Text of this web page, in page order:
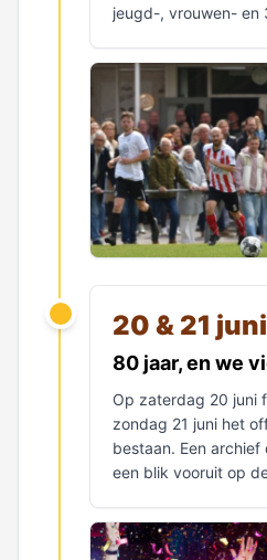
jeugd-, vrouwen- en
20 & 21
80 jaar, en we
Op zaterdag 20 juni
zondag 21 juni het
bestaan. Een
een blik vooruit op